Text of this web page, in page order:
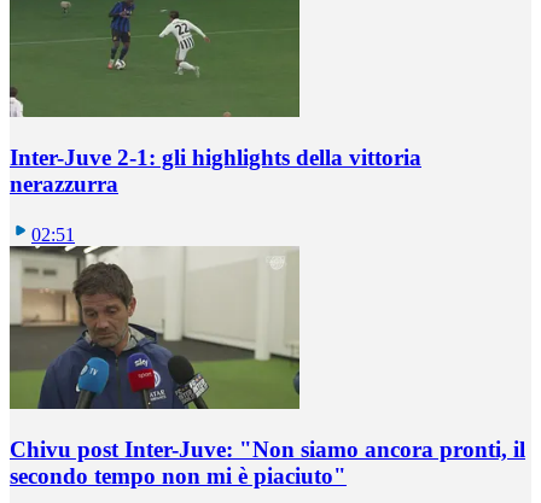
Inter-Juve 2-1: gli highlights della vittoria
nerazzurra
02:51
Chivu post Inter-Juve: "Non siamo ancora pronti, il
secondo tempo non mi è piaciuto"